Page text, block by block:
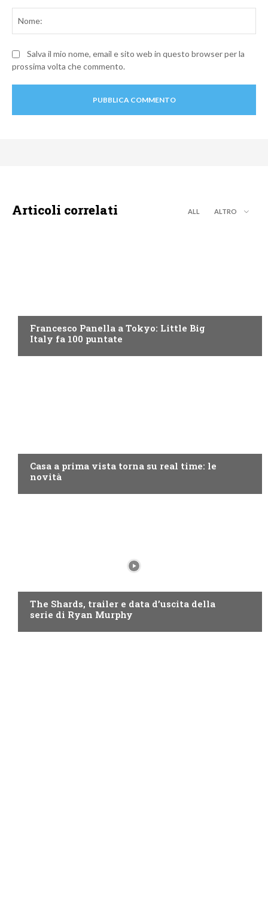
Salva il mio nome, email e sito web in questo browser per la
prossima volta che commento.
Articoli correlati ALL ALTRO
Francesco Panella a Tokyo: Little Big
Italy fa 100 puntate
Casa a prima vista torna su real time: le
novità
The Shards, trailer e data d’uscita della
serie di Ryan Murphy